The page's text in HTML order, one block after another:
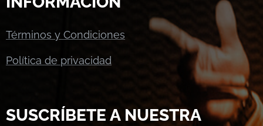
Términos y Condiciones
Política de privacidad
SUSCRÍBETE A NUESTRA